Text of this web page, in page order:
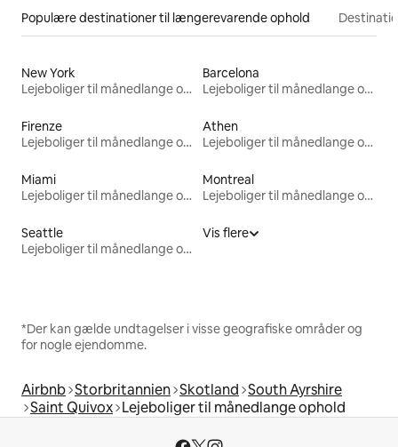
Populære destinationer til længerevarende ophold
New York
Lejeboliger til månedlange ophold
Barcelona
Lejeboliger til månedlange ophold
Firenze
Lejeboliger til månedlange ophold
Athen
Lejeboliger til månedlange ophold
Miami
Lejeboliger til månedlange ophold
Montreal
Lejeboliger til månedlange ophold
Seattle
Lejeboliger til månedlange ophold
Vis flere
*Der kan gælde undtagelser i visse geografiske områder og
for nogle ejendomme.
Airbnb Storbritannien Skotland South Ayrshire
Saint Quivox Lejeboliger til månedlange ophold